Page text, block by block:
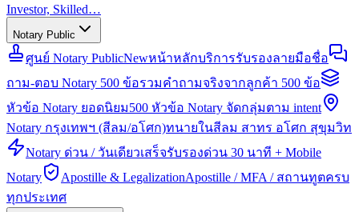
Investor, Skilled…
Notary Public
ศูนย์ Notary PublicNewหน้าหลักบริการรับรองลายมือชื่อ
ถาม-ตอบ Notary 500 ข้อรวมคำถามจริงจากลูกค้า 500 ข้อ
หัวข้อ Notary ยอดนิยม500 หัวข้อ Notary จัดกลุ่มตาม intent
Notary กรุงเทพฯ (สีลม/อโศก)ทนายในสีลม สาทร อโศก สุขุมวิท
Notary ด่วน / วันเดียวเสร็จรับรองด่วน 30 นาที + Mobile
Notary
Apostille & LegalizationApostille / MFA / สถานทูตครบ
ทุกประเทศ